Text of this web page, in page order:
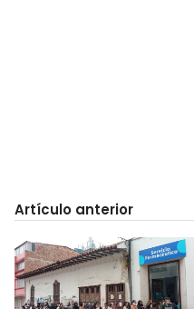
Artículo anterior